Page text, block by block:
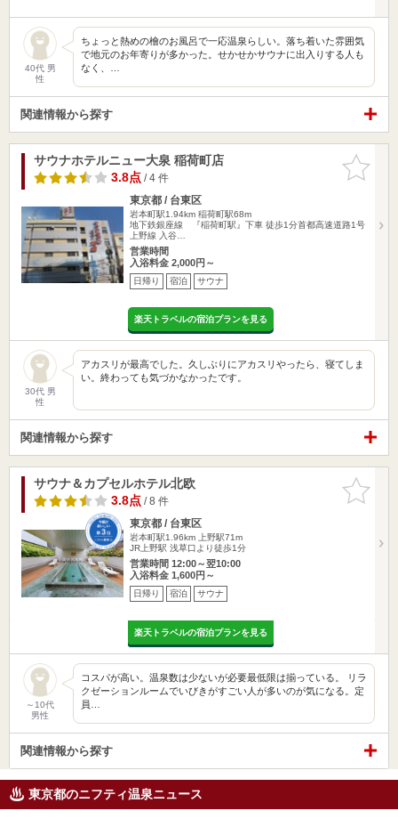
40代 男
性
ちょっと熱めの檜のお風呂で一応温泉らしい。落ち着いた雰囲気
で地元のお年寄りが多かった。せかせかサウナに出入りする人も
なく、…
関連情報から探す
お気に入
りに追加
サウナホテルニュー大泉 稲荷町店
3.8点/ 4 件
東京都 / 台東区
岩本町駅1.94km 稲荷町駅68m
地下鉄銀座線 『稲荷町駅』下車 徒歩1分首都高速道路1号
上野線 入谷…
営業時間
入浴料金 2,000円～
日帰り 宿泊 サウナ
楽天トラベルの宿泊プランを見る
30代 男
性
アカスリが最高でした。久しぶりにアカスリやったら、寝てしま
い。終わっても気づかなかったです。
関連情報から探す
お気に入
りに追加
サウナ＆カプセルホテル北欧
3.8点/ 8 件
東京都 / 台東区
岩本町駅1.96km
上野駅71m
JR上野駅 浅草口より徒歩1分
営業時間 12:00～翌10:00
入浴料金 1,600円～
日帰り 宿泊 サウナ
楽天トラベルの宿泊プランを見る
～10代
男性
コスパが高い。温泉数は少ないが必要最低限は揃っている。 リラ
クゼーションルームでいびきがすごい人が多いのが気になる。定
員…
関連情報から探す
東京都のニフティ温泉ニュース